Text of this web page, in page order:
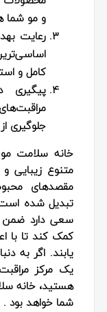
و مو شما
رعایت
کامل و
جلوگیری
خانه سلامت
متنوع زیبایی
مقصد‌های
تبدیل شده است.
سعی دارد ضمن
کمک کند تا با
یابند. اگر به
یک مرکز
هستید، خانه
شما خواهد بود .